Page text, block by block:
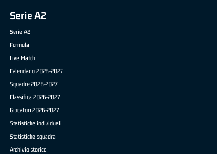
Serie A2
Serie A2
Formula
Live Match
Calendario 2026-2027
Squadre 2026-2027
Classifica 2026-2027
Giocatori 2026-2027
Statistiche individuali
Statistiche squadra
Archivio storico